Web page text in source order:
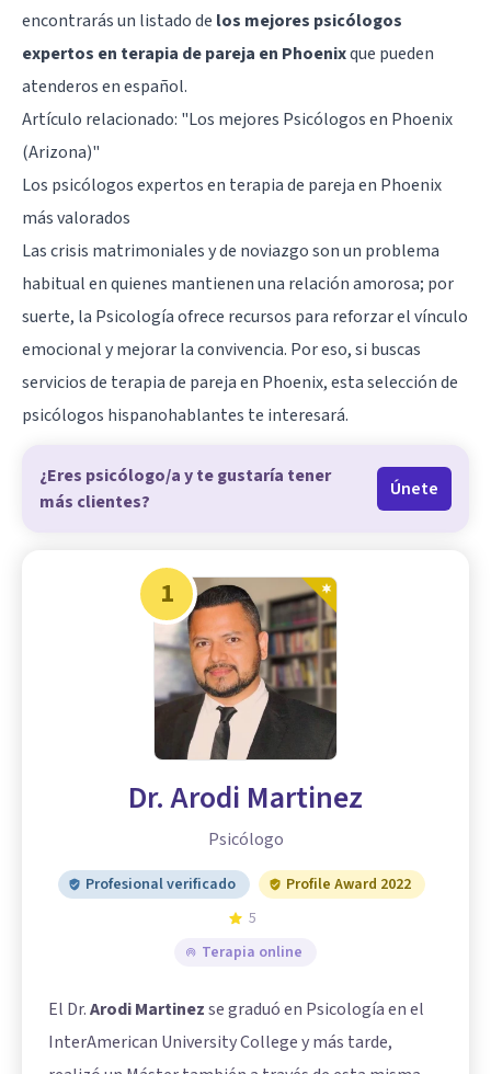
encontrarás un listado de los mejores psicólogos
expertos en terapia de pareja en Phoenixque pueden
atenderos en español.
Artículo relacionado: "Los mejores Psicólogos en Phoenix
(Arizona)"
Los psicólogos expertos en terapia de pareja en Phoenix
más valorados
Las crisis matrimoniales y de noviazgo son un problema
habitual en quienes mantienen una relación amorosa; por
suerte, la Psicología ofrece recursos para reforzar el vínculo
emocional y mejorar la convivencia. Por eso, si buscas
servicios de terapia de pareja en Phoenix, esta selección de
psicólogos hispanohablantes te interesará.
¿Eres psicólogo/a y te gustaría tener
más clientes?
Únete
1
Dr. Arodi Martinez
Psicólogo
Profesional verificado
Profile Award 2022
5
Terapia online
El Dr.Arodi Martinezse graduó en Psicología en el
InterAmerican University College y más tarde,